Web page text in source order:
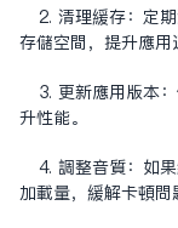
2. 清理缓存：定
存储空间，提升应用
3. 更新应用版本
升性能。
4. 调整音质：如
加载量，缓解卡顿问